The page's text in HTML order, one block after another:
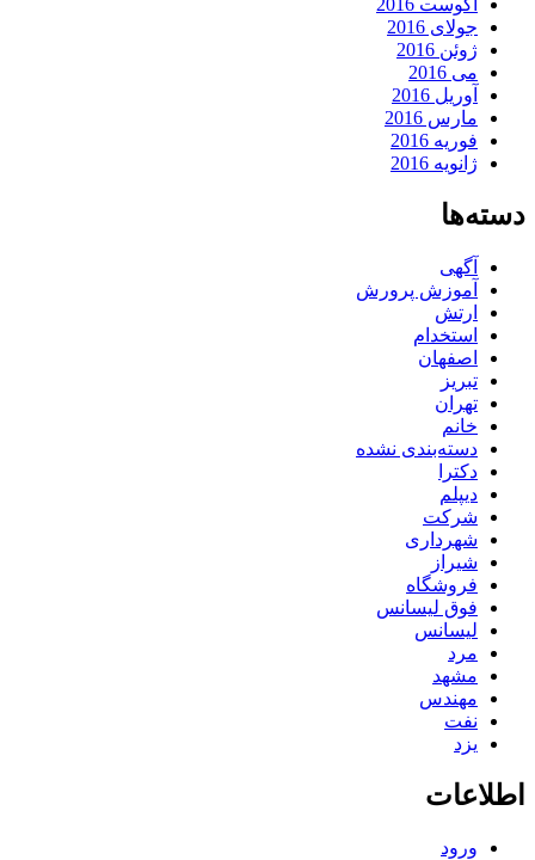
آگوست 2016
جولای 2016
ژوئن 2016
می 2016
آوریل 2016
مارس 2016
فوریه 2016
ژانویه 2016
دسته‌ها
آگهی
آموزش پرورش
ارتش
استخدام
اصفهان
تبریز
تهران
خانم
دسته‌بندی نشده
دکترا
دیپلم
شرکت
شهرداری
شیراز
فروشگاه
فوق لیسانس
لیسانس
مرد
مشهد
مهندس
نفت
یزد
اطلاعات
ورود